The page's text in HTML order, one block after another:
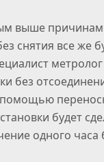
выше причинам
снятия все же
без
будет
одного